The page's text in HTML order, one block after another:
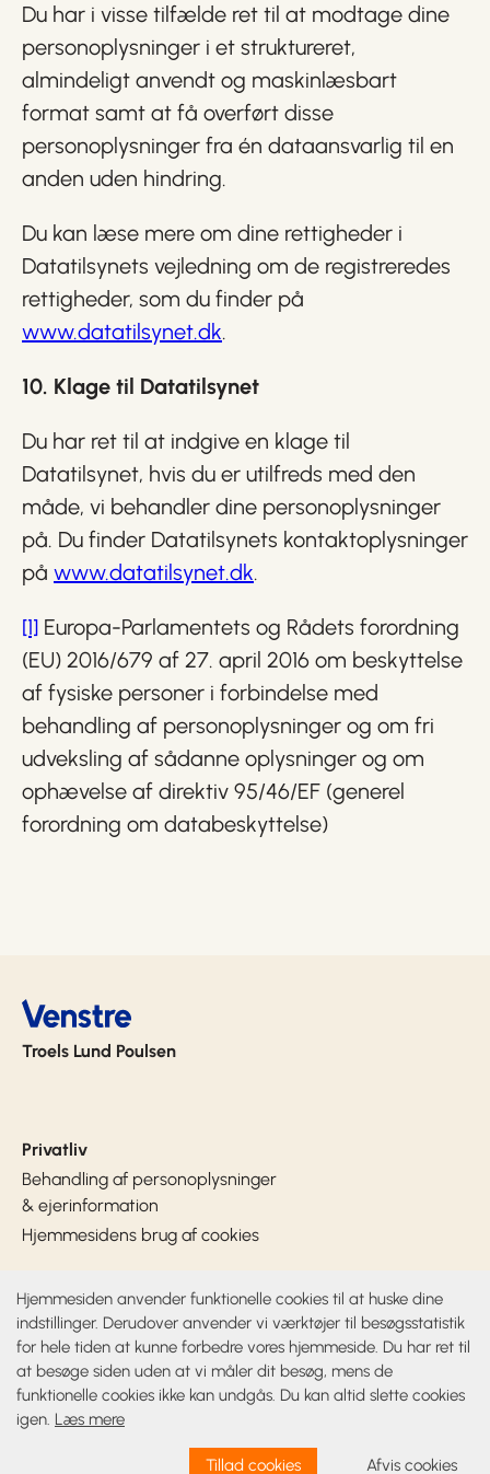
Hjemmesiden anvender funktionelle cookies til at huske dine
indstillinger. Derudover anvender vi værktøjer til besøgsstatistik
for hele tiden at kunne forbedre vores hjemmeside. Du har ret til
at besøge siden uden at vi måler dit besøg, mens de
funktionelle cookies ikke kan undgås. Du kan altid slette cookies
igen. Læs mere
Afvis cookies
Tillad cookies
Du har i visse tilfælde ret til at modtage dine
personoplysninger i et struktureret,
almindeligt anvendt og maskinlæsbart
format samt at få overført disse
personoplysninger fra én dataansvarlig til en
anden uden hindring.
Du kan læse mere om dine rettigheder i
Datatilsynets vejledning om de registreredes
rettigheder, som du finder på
www.datatilsynet.dk.
10. Klage til Datatilsynet
Du har ret til at indgive en klage til
Datatilsynet, hvis du er utilfreds med den
måde, vi behandler dine personoplysninger
på. Du finder Datatilsynets kontaktoplysninger
på www.datatilsynet.dk.
[1] Europa-Parlamentets og Rådets forordning
(EU) 2016/679 af 27. april 2016 om beskyttelse
af fysiske personer i forbindelse med
behandling af personoplysninger og om fri
udveksling af sådanne oplysninger og om
ophævelse af direktiv 95/46/EF (generel
forordning om databeskyttelse)
Troels Lund Poulsen
Privatliv
Behandling af personoplysninger
& ejerinformation
Hjemmesidens brug af cookies
Sociale medier
Venstre, Danmarks Liberale Parti